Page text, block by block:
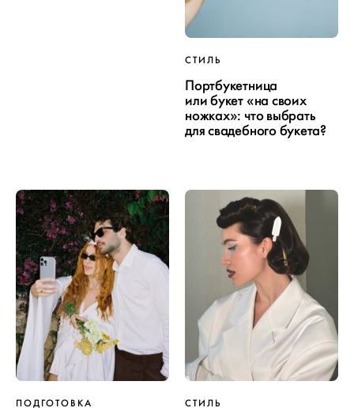
СТИЛЬ
Портбукетница
или букет «на своих
ножках»: что выбрать
для свадебного букета?
ПОДГОТОВКА СТИЛЬ